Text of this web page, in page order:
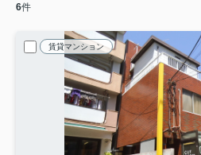
6件
賃貸マンション